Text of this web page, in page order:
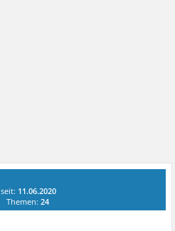
seit: 11.06.2020
Themen:24